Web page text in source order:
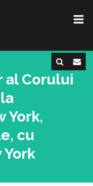
al Corului
York,
cu
York